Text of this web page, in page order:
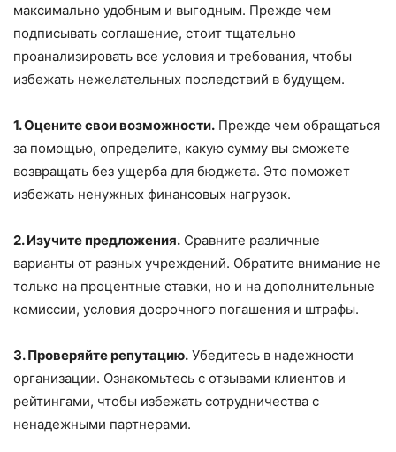
максимально удобным и выгодным. Прежде чем
подписывать соглашение, стоит тщательно
проанализировать все условия и требования, чтобы
избежать нежелательных последствий в будущем.
1. Оцените свои возможности. Прежде чем обращаться
за помощью, определите, какую сумму вы сможете
возвращать без ущерба для бюджета. Это поможет
избежать ненужных финансовых нагрузок.
2. Изучите предложения. Сравните различные
варианты от разных учреждений. Обратите внимание не
только на процентные ставки, но и на дополнительные
комиссии, условия досрочного погашения и штрафы.
3. Проверяйте репутацию. Убедитесь в надежности
организации. Ознакомьтесь с отзывами клиентов и
рейтингами, чтобы избежать сотрудничества с
ненадежными партнерами.